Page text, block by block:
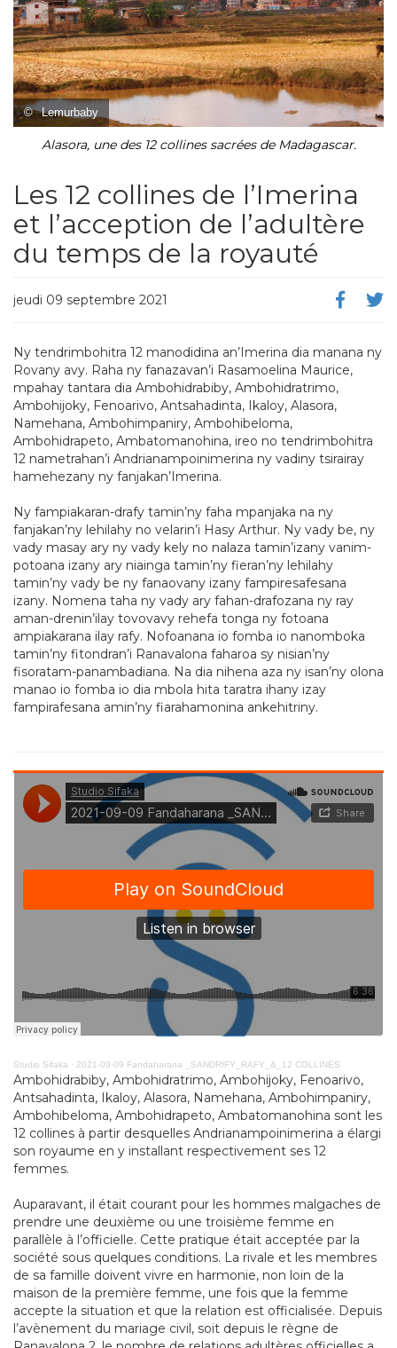
© Lemurbaby
Alasora, une des 12 collines sacrées de Madagascar.
Les 12 collines de l’Imerina
et l’acception de l’adultère
du temps de la royauté
jeudi 09 septembre 2021
Ny tendrimbohitra 12 manodidina an’Imerina dia manana ny
Rovany avy. Raha ny fanazavan’i Rasamoelina Maurice,
mpahay tantara dia Ambohidrabiby, Ambohidratrimo,
Ambohijoky, Fenoarivo, Antsahadinta, Ikaloy, Alasora,
Namehana, Ambohimpaniry, Ambohibeloma,
Ambohidrapeto, Ambatomanohina, ireo no tendrimbohitra
12 nametrahan’i Andrianampoinimerina ny vadiny tsirairay
hamehezany ny fanjakan’Imerina.
Ny fampiakaran-drafy tamin’ny faha mpanjaka na ny
fanjakan’ny lehilahy no velarin’i Hasy Arthur. Ny vady be, ny
vady masay ary ny vady kely no nalaza tamin’izany vanim-
potoana izany ary niainga tamin’ny fieran’ny lehilahy
tamin’ny vady be ny fanaovany izany fampiresafesana
izany. Nomena taha ny vady ary fahan-drafozana ny ray
aman-drenin’ilay tovovavy rehefa tonga ny fotoana
ampiakarana ilay rafy. Nofoanana io fomba io nanomboka
tamin’ny fitondran’i Ranavalona faharoa sy nisian’ny
fisoratam-panambadiana. Na dia nihena aza ny isan’ny olona
manao io fomba io dia mbola hita taratra ihany izay
fampirafesana amin’ny fiarahamonina ankehitriny.
Studio Sifaka · 2021-09-09 Fandaharana _SANDRIFY_RAFY_&_12 COLLINES
Ambohidrabiby, Ambohidratrimo, Ambohijoky, Fenoarivo,
Antsahadinta, Ikaloy, Alasora, Namehana, Ambohimpaniry,
Ambohibeloma, Ambohidrapeto, Ambatomanohina sont les
12 collines à partir desquelles Andrianampoinimerina a élargi
son royaume en y installant respectivement ses 12
femmes.
Auparavant, il était courant pour les hommes malgaches de
prendre une deuxième ou une troisième femme en
parallèle à l’officielle. Cette pratique était acceptée par la
société sous quelques conditions. La rivale et les membres
de sa famille doivent vivre en harmonie, non loin de la
maison de la première femme, une fois que la femme
accepte la situation et que la relation est officialisée. Depuis
l’avènement du mariage civil, soit depuis le règne de